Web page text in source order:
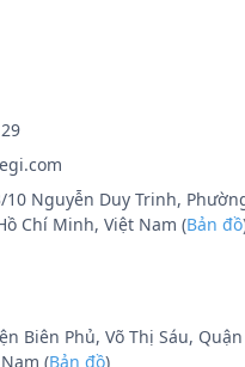
10 Nguyễn Duy Trinh,
Chí Minh, Việt Nam (Bản đồ
Biên Phủ, Võ Thị Sáu,
(Bản đồ)